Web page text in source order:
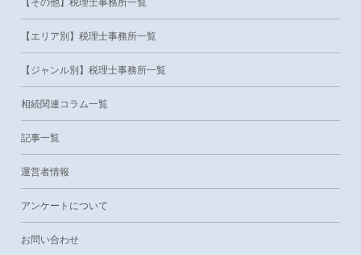
【その他】税理士事務所一覧
【エリア別】税理士事務所一覧
【ジャンル別】税理士事務所一覧
相続関連コラム一覧
記事一覧
運営者情報
アンケートについて
お問い合わせ